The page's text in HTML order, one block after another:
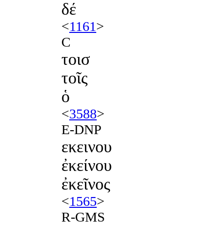
δέ
<1161>
C
τοισ
τοῖς
ὁ
<3588>
E-DNP
εκεινου
ἐκείνου
ἐκεῖνος
<1565>
R-GMS